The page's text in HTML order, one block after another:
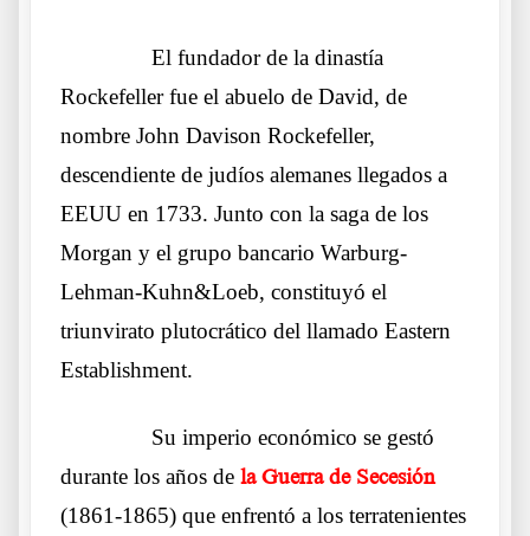
El fundador de la dinastía
Rockefeller fue el abuelo de David, de
nombre John Davison Rockefeller,
descendiente de judíos alemanes llegados a
EEUU en 1733. Junto con la saga de los
Morgan y el grupo bancario Warburg-
Lehman-Kuhn&Loeb, constituyó el
triunvirato plutocrático del llamado Eastern
Establishment.
Su imperio económico se gestó
durante los años de la Guerra de Secesión
(1861-1865) que enfrentó a los terratenientes